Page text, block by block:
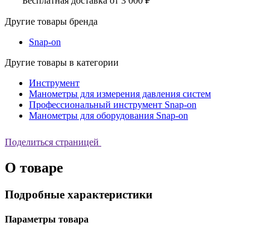
Другие товары бренда
Snap-on
Другие товары в категории
Инструмент
Манометры для измерения давления систем
Профессиональный инструмент Snap-on
Манометры для оборудования Snap-on
Поделиться страницей
О товаре
Подробные характеристики
Параметры товара